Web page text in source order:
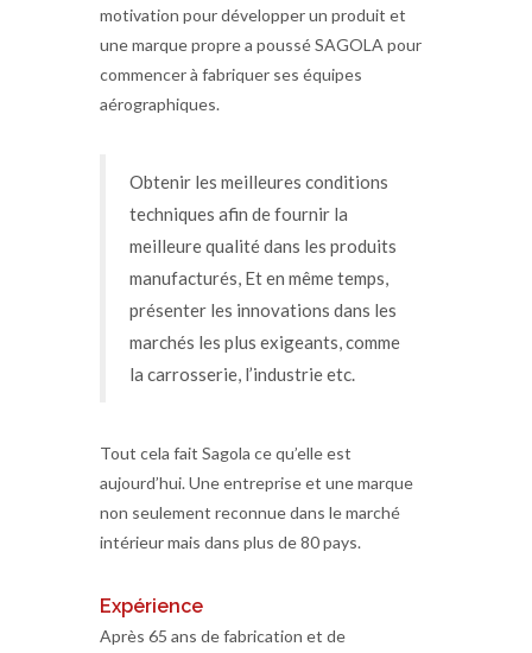
motivation pour développer un produit et
une marque propre a poussé SAGOLA pour
commencer à fabriquer ses équipes
aérographiques.
Obtenir les meilleures conditions
techniques afin de fournir la
meilleure qualité dans les produits
manufacturés, Et en même temps,
présenter les innovations dans les
marchés les plus exigeants, comme
la carrosserie, l’industrie etc.
Tout cela fait Sagola ce qu’elle est
aujourd’hui. Une entreprise et une marque
non seulement reconnue dans le marché
intérieur mais dans plus de 80 pays.
Expérience
Après 65 ans de fabrication et de